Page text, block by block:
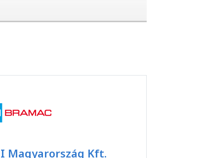
Magyarország Kft.